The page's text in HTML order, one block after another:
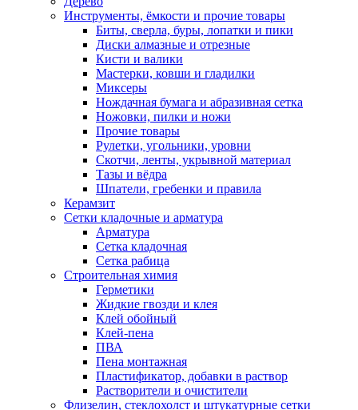
Инструменты, ёмкости и прочие товары
Биты, сверла, буры, лопатки и пики
Диски алмазные и отрезные
Кисти и валики
Мастерки, ковши и гладилки
Миксеры
Нождачная бумага и абразивная сетка
Ножовки, пилки и ножи
Прочие товары
Рулетки, угольники, уровни
Скотчи, ленты, укрывной материал
Тазы и вёдра
Шпатели, гребенки и правила
Керамзит
Сетки кладочные и арматура
Арматура
Сетка кладочная
Сетка рабица
Строительная химия
Герметики
Жидкие гвозди и клея
Клей обойный
Клей-пена
ПВА
Пена монтажная
Пластификатор, добавки в раствор
Растворители и очистители
Флизелин, стеклохолст и штукатурные сетки